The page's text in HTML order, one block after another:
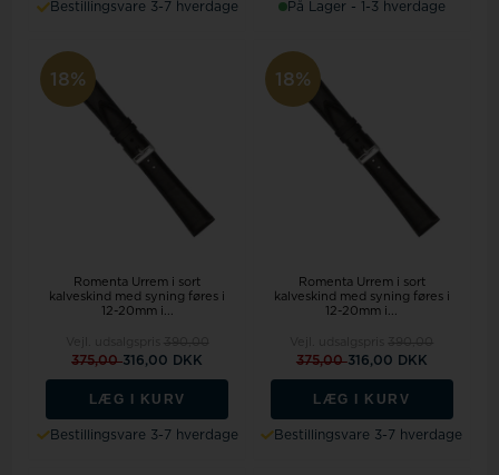
Bestillingsvare 3-7 hverdage På Lager - 1-3 hverdage
18%
Romenta Urrem i sort
kalveskind med syning føres i
12-20mm i...
375,00316,00 DKK
LÆG I KURV
Bestillingsvare 3-7 hverdage
18%
Romenta Urrem i sort
kalveskind med syning føres i
12-20mm i...
375,00316,00 DKK
LÆG I KURV
Bestillingsvare 3-7 hverdage